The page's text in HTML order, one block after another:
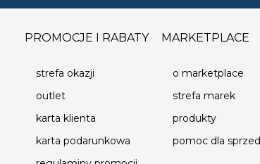
PROMOCJE I RABATY
strefa okazji
outlet
karta klienta
karta podarunkowa
MARKETPLACE
o marketplace
strefa marek
produkty
pomoc dla